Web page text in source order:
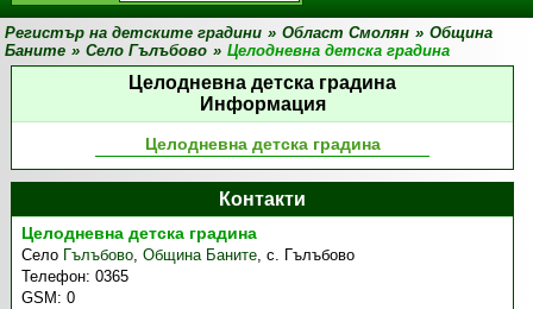
Регистър на детските градини » Област Смолян » Община
Баните » Село Гълъбово » Целодневна детска градина
Целодневна детска градина
Информация
Целодневна детска градина
Контакти
Целодневна детска градина
Село Гълъбово,Община Баните,с. Гълъбово
Телефон:0365
GSM:0